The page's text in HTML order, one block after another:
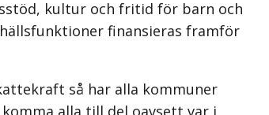
kultur och fritid för barn och
finansieras framför
så har alla kommuner
alla till del oavsett var i